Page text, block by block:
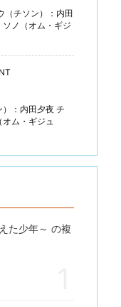
（チソン）：内田
ノ（オム・ギジ
：内田夕夜 チ
オム・ギジュ
た少年～ の複